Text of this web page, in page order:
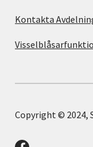
Kontakta
Copyright © 2024,